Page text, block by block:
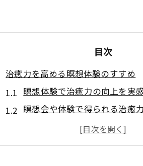
目次
治癒力を高める瞑想体験のすすめ
瞑想体験で治癒力の向上を実
瞑想会や体験で得られる治癒
治癒力を引き出す瞑想法の選
マインドフルネス瞑想がもた